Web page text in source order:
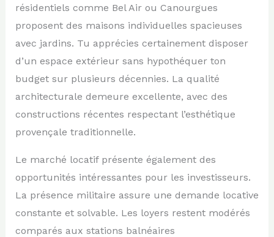
résidentiels comme Bel Air ou Canourgues
proposent des maisons individuelles spacieuses
avec jardins. Tu apprécies certainement disposer
d’un espace extérieur sans hypothéquer ton
budget sur plusieurs décennies. La qualité
architecturale demeure excellente, avec des
constructions récentes respectant l’esthétique
provençale traditionnelle.
Le marché locatif présente également des
opportunités intéressantes pour les investisseurs.
La présence militaire assure une demande locative
constante et solvable. Les loyers restent modérés
comparés aux stations balnéaires